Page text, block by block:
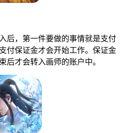
，第一件要做的事情就是支付
付保证金才会开始工作。保证金
后才会转入画师的账户中。